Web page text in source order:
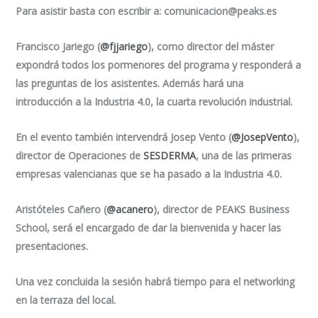
Para asistir basta con escribir a: comunicacion@peaks.es
Francisco Jariego (@fjjariego), como director del máster
expondrá todos los pormenores del programa y responderá a
las preguntas de los asistentes. Además hará una
introducción a la Industria 4.0, la cuarta revolución industrial.
En el evento también intervendrá Josep Vento (@JosepVento),
director de Operaciones deSESDERMA, una de las primeras
empresas valencianas que se ha pasado a la Industria 4.0.
Aristóteles Cañero (@acanero), director de PEAKS Business
School, será el encargado de dar la bienvenida y hacer las
presentaciones.
Una vez concluida la sesión habrá tiempo para el networking
en la terraza del local.